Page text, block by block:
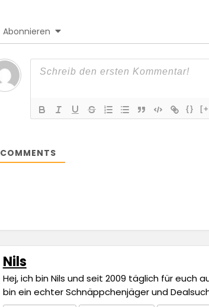
Abonnieren
{}
COMMENTS
Nils
Hej, ich bin Nils und seit 2009 täglich für euch
bin ein echter Schnäppchenjäger und